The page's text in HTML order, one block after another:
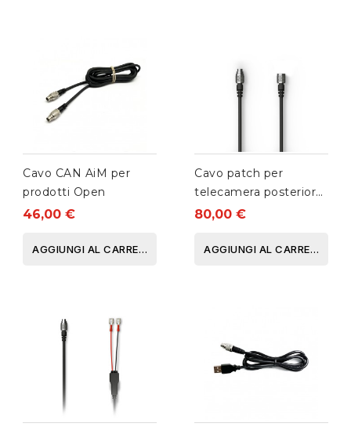
Cavo CAN AiM per
prodotti Open
46,00 €
AGGIUNGI AL CARRELLO
Cavo patch per
telecamera posteriore
AiM singolo
80,00 €
AGGIUNGI AL CARRELLO